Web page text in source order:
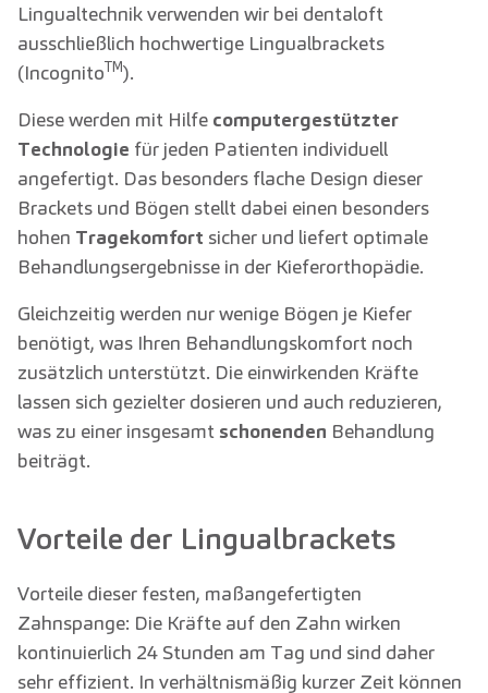
Lingualtechnik verwenden wir bei dentaloft
ausschließlich hochwertige Lingualbrackets
(IncognitoTM).
Diese werden mit Hilfe computergestützter
Technologie für jeden Patienten individuell
angefertigt. Das besonders flache Design dieser
Brackets und Bögen stellt dabei einen besonders
hohen Tragekomfort sicher und liefert optimale
Behandlungsergebnisse in der Kieferorthopädie.
Gleichzeitig werden nur wenige Bögen je Kiefer
benötigt, was Ihren Behandlungskomfort noch
zusätzlich unterstützt. Die einwirkenden Kräfte
lassen sich gezielter dosieren und auch reduzieren,
was zu einer insgesamt schonenden Behandlung
beiträgt.
Vorteile der Lingualbrackets
Vorteile dieser festen, maßangefertigten
Zahnspange: Die Kräfte auf den Zahn wirken
kontinuierlich 24 Stunden am Tag und sind daher
sehr effizient. In verhältnismäßig kurzer Zeit können